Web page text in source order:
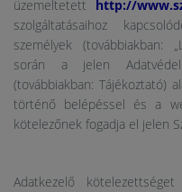
üzemeltetett http://
szolgáltatásaihoz
személyek (továbbiakban:
során a jelen
(továbbiakban: Tájékoztató)
történő belépéssel és a
kötelezőnek fogadja el jelen
Adatkezelő